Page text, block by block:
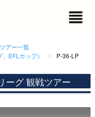
アー一覧
EFLカップ）
P-36-LP
ーグ 観戦ツアー